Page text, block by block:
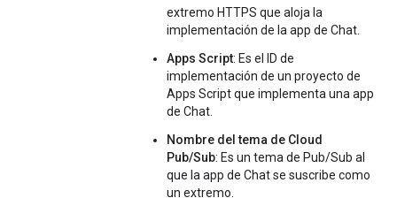
extremo HTTPS que aloja la
implementación de la app de Chat.
Apps Script: Es el ID de
implementación de un proyecto de
Apps Script que implementa una app
de Chat.
Nombre del tema de Cloud
Pub/Sub: Es un tema de Pub/Sub al
que la app de Chat se suscribe como
un extremo.